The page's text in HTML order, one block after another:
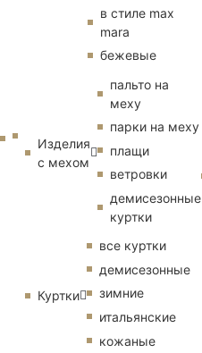
в стиле max
mara
бежевые
Изделия
с мехом
пальто на
меху
парки на меху
плащи
ветровки
демисезонные
куртки
Куртки
все куртки
демисезонные
зимние
итальянские
кожаные